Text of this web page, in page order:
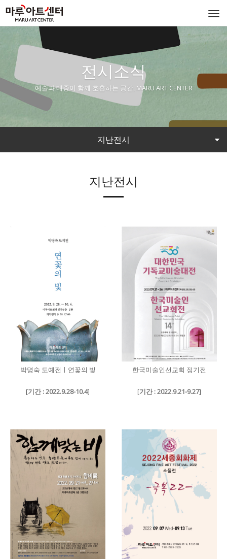
전시소식
예술과 대중이 함께 호흡하는 공간, MARU ART CENTER
지난전시
지난전시
박명숙 도예전ㅣ연꽃의 빛
[기간 : 2022.9.28-10.4]
한국미술인선교회 정기전
[기간 : 2022.9.21-9.27]